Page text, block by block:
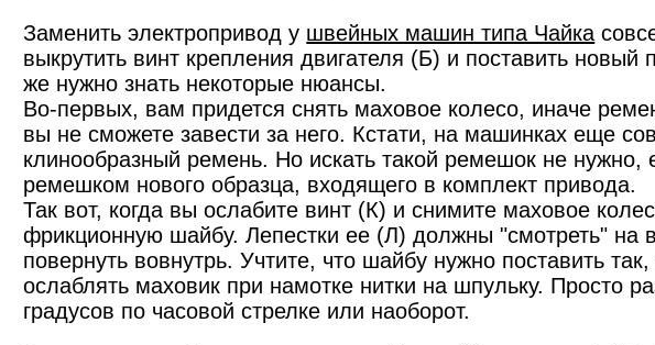
Заменить электропривод у швейных машин типа Чайка
выкрутить винт крепления двигателя (Б) и поставить
же нужно знать некоторые нюансы.
Во-первых, вам придется снять маховое колесо, иначе
вы не сможете завести за него. Кстати, на машинках еще
клинообразный ремень. Но искать такой ремешок не нужно,
ремешком нового образца, входящего в комплект привода.
Так вот, когда вы ослабите винт (К) и снимите маховое
фрикционную шайбу. Лепестки ее (Л) должны "смотреть" на
повернуть вовнутрь. Учтите, что шайбу нужно поставить
ослаблять маховик при намотке нитки на шпульку. Просто
градусов по часовой стрелке или наоборот.